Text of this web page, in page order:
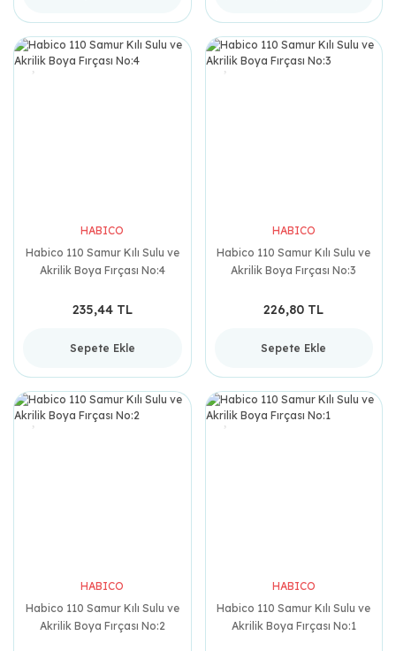
HABICO
Habico 110 Samur Kılı Sulu ve
Akrilik Boya Fırçası No:4
235,44 TL
Sepete Ekle
HABICO
Habico 110 Samur Kılı Sulu ve
Akrilik Boya Fırçası No:3
226,80 TL
Sepete Ekle
HABICO
Habico 110 Samur Kılı Sulu ve
Akrilik Boya Fırçası No:2
HABICO
Habico 110 Samur Kılı Sulu ve
Akrilik Boya Fırçası No:1